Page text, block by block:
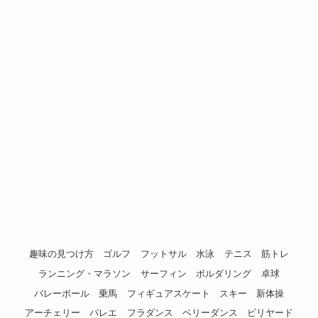
趣味の見つけ方 ゴルフ フットサル 水泳 テニス
筋トレ
ランニング・マラソン
サーフィン ボルダリング
卓球
バレーボール
乗馬 フィギュアスケート スキー
新体操
アーチェリー
バレエ フラダンス ベリーダンス ビリヤード